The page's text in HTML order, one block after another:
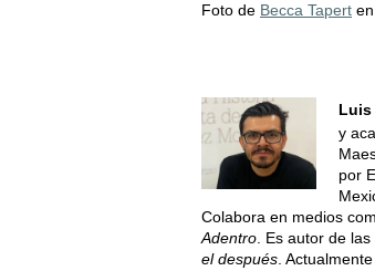
Foto de Becca Tapert en
Luis
y
por
Colabora en medios
Adentro . Es autor de
el después .